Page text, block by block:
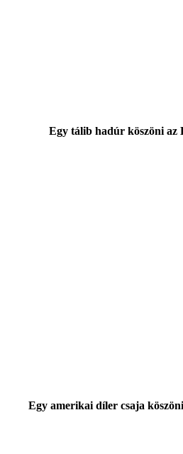
Egy tálib hadúr köszöni az
Egy amerikai díler csaja